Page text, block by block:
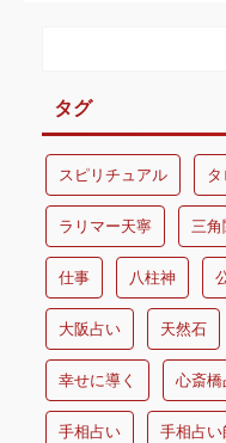
タグ
スピリチュアル タ
ラリマー天寧 三角
仕事 八柱神
大阪占い 天然石
幸せに導く 心斎橋
手相占い 手相占い